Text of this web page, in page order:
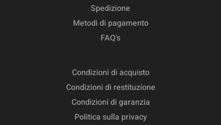
Spedizione
Metodi di pagamento
FAQ's
Condizioni di acquisto
Condizioni di restituzione
Condizioni di garanzia
Politica sulla privacy